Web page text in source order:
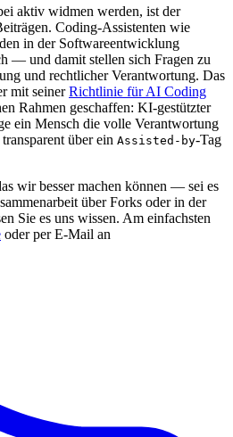
aktiv widmen werden, ist der
Coding-Assistenten wie
in der Softwareentwicklung
— und damit stellen sich Fragen zu
und rechtlicher Verantwortung. Das
mit seinerRichtlinie für AI Coding
Rahmen geschaffen: KI-gestützter
ein Mensch die volle Verantwortung
über ein Assisted-by-Tag
wir besser machen können — sei es
über Forks oder in der
Sie es uns wissen. Am einfachsten
oder per E-Mail an